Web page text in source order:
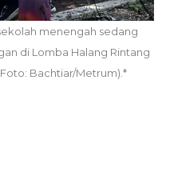
menengah sedang
di Lomba Halang Rintang
Bachtiar/Metrum).*